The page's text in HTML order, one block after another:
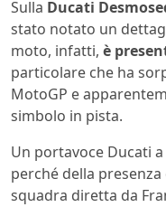
Sulla Ducati
stato notato un
moto, infatti, è
particolare che ha
MotoGP e
simbolo in pista.
Un portavoce Ducati a
perché della presenza
squadra diretta da